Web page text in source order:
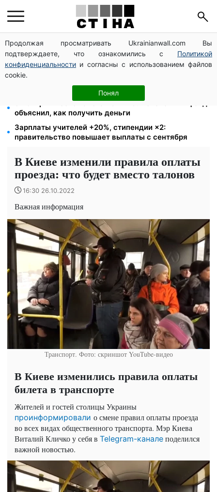
Продолжая просматривать Ukrainianwall.com Вы
подтверждаете, что ознакомились с Политикой
конфиденциальности и согласны с использованием файлов
cookie.
Понял
Пенсия по инвалидности III группы с сентября: от
2595 до 10 625 грн — кто сколько получит
Мавики, зарядные станции и аппараты для
реанимации: Христианский корпус передал груз на
Запорожское и Покровское направления
8 451 грн вместо пакета малыша: Пенсионный фонд
объяснил, как получить деньги
Зарплаты учителей +20%, стипендии ×2:
правительство повышает выплаты с сентября
В Киеве изменили правила оплаты
проезда: что будет вместо талонов
16:30 26.10.2022
Важная информация
Транспорт. Фото: скриншот YouTube-видео
В Киеве изменились правила оплаты
билета в транспорте
Жителей и гостей столицы Украины
проинформировали о смене правил оплаты проезда
во всех видах общественного транспорта. Мэр Киева
Виталий Кличко у себя в Telegram-канале поделился
важной новостью.